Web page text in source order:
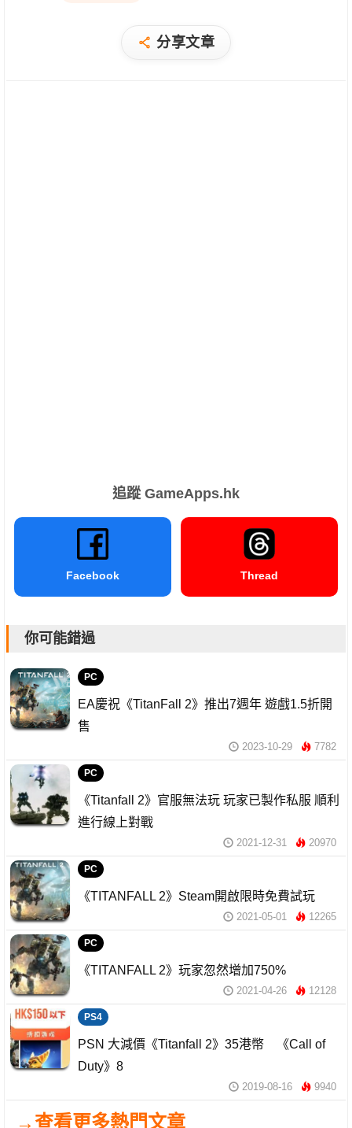
分享文章
追蹤 GameApps.hk
Facebook Thread
你可能錯過
PC
EA慶祝《TitanFall 2》推出7週年 遊戲1.5折開
售
2023-10-29 7782
PC
《Titanfall 2》官服無法玩 玩家已製作私服 順利
進行線上對戰
2021-12-31 20970
PC
《TITANFALL 2》Steam開啟限時免費試玩
2021-05-01 12265
PC
《TITANFALL 2》玩家忽然增加750%
2021-04-26 12128
PS4
PSN 大減價《Titanfall 2》35港幣 《Call of
Duty》8
2019-08-16 9940
→查看更多熱門文章